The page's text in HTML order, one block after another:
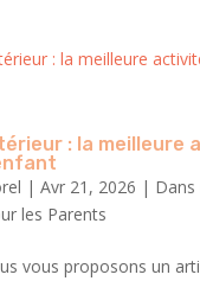
: la meilleure
| Avr 21, 2026 | Dans
les Parents
vous proposons un